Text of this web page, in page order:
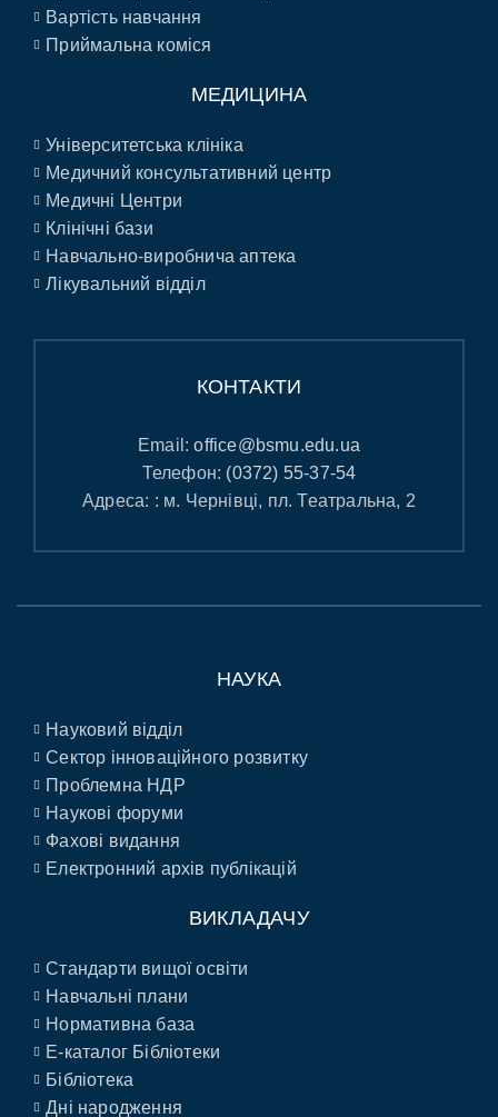
Вартість навчання
Приймальна коміся
МЕДИЦИНА
Університетська клініка
Медичний консультативний центр
Медичні Центри
Клінічні бази
Навчально-виробнича аптека
Лікувальний відділ
КОНТАКТИ
Email:office@bsmu.edu.ua
Телефон: (0372) 55-37-54
Адреса: : м. Чернівці, пл. Театральна, 2
НАУКА
Науковий відділ
Сектор інноваційного розвитку
Проблемна НДР
Наукові форуми
Фахові видання
Електронний архів публікацій
ВИКЛАДАЧУ
Стандарти вищої освіти
Навчальні плани
Нормативна база
E-каталог Бібліотеки
Бібліотека
Дні народження